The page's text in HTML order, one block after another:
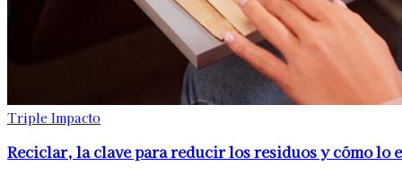
Triple Impacto
Reciclar, la clave para reducir los residuos y cómo lo